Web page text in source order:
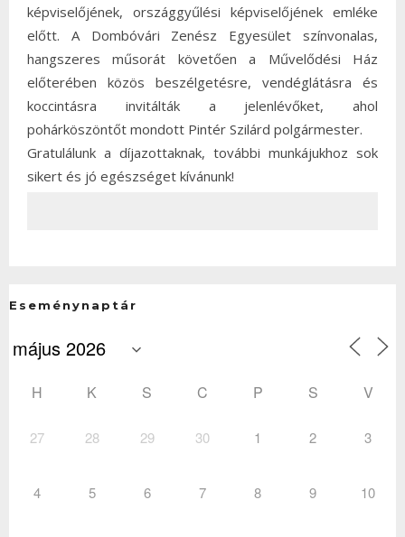
képviselőjének, országgyűlési képviselőjének emléke
előtt. A Dombóvári Zenész Egyesület színvonalas,
hangszeres műsorát követően a Művelődési Ház
előterében közös beszélgetésre, vendéglátásra és
koccintásra invitálták a jelenlévőket, ahol
pohárköszöntőt mondott Pintér Szilárd polgármester.
Gratulálunk a díjazottaknak, további munkájukhoz sok
sikert és jó egészséget kívánunk!
Eseménynaptár
H K S C P S V
27 28 29 30 1 2 3
4 5 6 7 8 9 10